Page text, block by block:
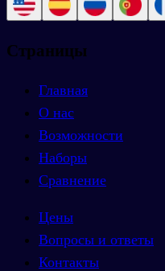
Страницы
Главная
О нас
Возможности
Наборы
Сравнение
Цены
Вопросы и ответы
Контакты